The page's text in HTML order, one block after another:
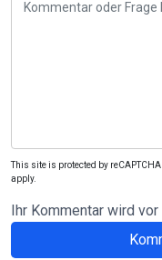
This site is protected by
apply.
Ihr Kommentar wird